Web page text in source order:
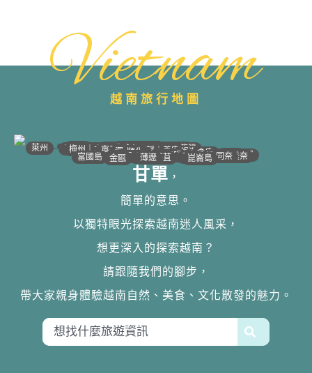
Vietnam
越南旅行地圖
• 河江｜高平
沙壩 •
萊州 • 宣光 •
安沛｜木江界 •
• 太原
梅州｜木州•• 北江｜北寧
• 下龍灣
• 河內
•海防｜海洋
• 南定｜清化
寧平 ••河靜｜義安
洞海 •
順化 •• 峴港
• 會安
• 歸仁
邦美蜀 •
大叻 ••芽莊｜潘郎
•潘切｜美奈
平陽 •
西寧 •
胡志明 •
美萩 •
富國島 •迪石 •
金甌 • • 同奈
• 頭頓
• 芹苴 •崑崙島
• 薄遼
甘單 ，
簡單的意思。
以獨特眼光探索越南迷人風采，
想更深入的探索越南？
請跟隨我們的腳步，
帶大家親身體驗越南自然、美食、文化散發的魅力。